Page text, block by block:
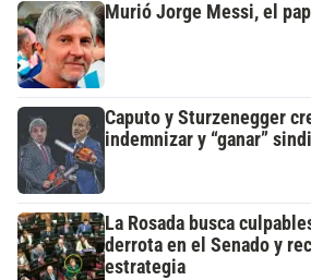
Murió Jorge Messi, el
Caputo y Sturzenegger
indemnizar y “ganar”
La Rosada busca
derrota en el Senado y
estrategia